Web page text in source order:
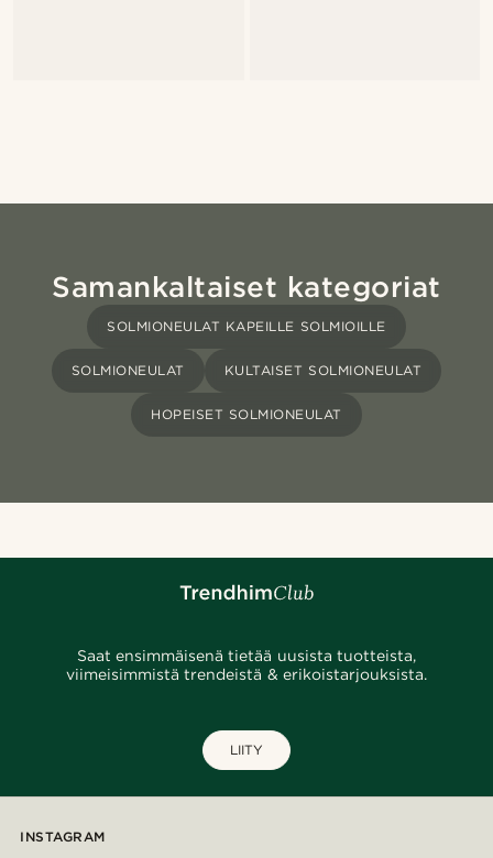
Samankaltaiset kategoriat
SOLMIONEULAT KAPEILLE SOLMIOILLE
SOLMIONEULAT KULTAISET SOLMIONEULAT
HOPEISET SOLMIONEULAT
Saat ensimmäisenä tietää uusista tuotteista,
viimeisimmistä trendeistä & erikoistarjouksista.
LIITY
INSTAGRAM